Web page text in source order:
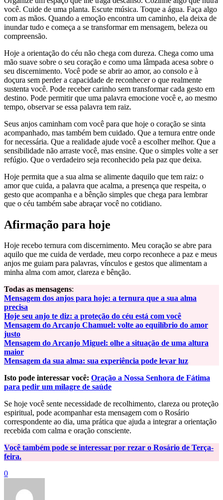
você. Cuide de uma planta. Escute música. Toque a água. Faça algo
com as mãos. Quando a emoção encontra um caminho, ela deixa de
inundar tudo e começa a se transformar em mensagem, beleza ou
compreensão.
Hoje a orientação do céu não chega com dureza. Chega como uma
mão suave sobre o seu coração e como uma lâmpada acesa sobre o
seu discernimento. Você pode se abrir ao amor, ao consolo e à
doçura sem perder a capacidade de reconhecer o que realmente
sustenta você. Pode receber carinho sem transformar cada gesto em
destino. Pode permitir que uma palavra emocione você e, ao mesmo
tempo, observar se essa palavra tem raiz.
Seus anjos caminham com você para que hoje o coração se sinta
acompanhado, mas também bem cuidado. Que a ternura entre onde
for necessária. Que a realidade ajude você a escolher melhor. Que a
sensibilidade não arraste você, mas ensine. Que o simples volte a ser
refúgio. Que o verdadeiro seja reconhecido pela paz que deixa.
Hoje permita que a sua alma se alimente daquilo que tem raiz: o
amor que cuida, a palavra que acalma, a presença que respeita, o
gesto que acompanha e a bênção simples que chega para lembrar
que o céu também sabe abraçar você no cotidiano.
Afirmação para hoje
Hoje recebo ternura com discernimento. Meu coração se abre para
aquilo que me cuida de verdade, meu corpo reconhece a paz e meus
anjos me guiam para palavras, vínculos e gestos que alimentam a
minha alma com amor, clareza e bênção.
Todas as mensagens:
Mensagem dos anjos para hoje: a ternura que a sua alma
precisa
Hoje seu anjo te diz: a proteção do céu está com você
Mensagem do Arcanjo Chamuel: volte ao equilíbrio do amor
justo
Mensagem do Arcanjo Miguel: olhe a situação de uma altura
maior
Mensagem da sua alma: sua experiência pode levar luz
Isto pode interessar você: Oração a Nossa Senhora de Fátima
para pedir um milagre de saúde
Se hoje você sente necessidade de recolhimento, clareza ou proteção
espiritual, pode acompanhar esta mensagem com o Rosário
correspondente ao dia, uma prática que ajuda a integrar a orientação
recebida com calma e oração consciente.
Você também pode se interessar por rezar o Rosário de Terça-
feira.
0